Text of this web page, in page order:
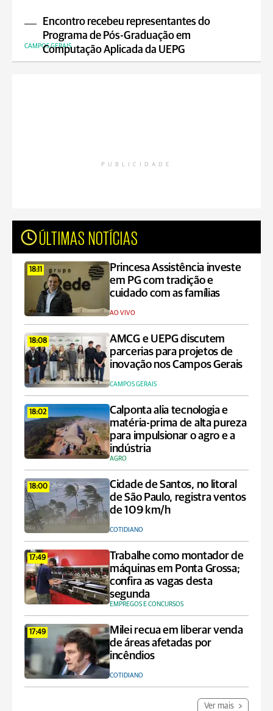
Encontro recebeu representantes do
Programa de Pós-Graduação em
Computação Aplicada da UEPG
CAMPOS GERAIS
PUBLICIDADE
ÚLTIMAS NOTÍCIAS
18:11
Princesa Assistência investe
em PG com tradição e
cuidado com as famílias
AO VIVO
18:08
AMCG e UEPG discutem
parcerias para projetos de
inovação nos Campos Gerais
CAMPOS GERAIS
18:02
Calponta alia tecnologia e
matéria-prima de alta pureza
para impulsionar o agro e a
indústria
AGRO
18:00
Cidade de Santos, no litoral
de São Paulo, registra ventos
de 109 km/h
COTIDIANO
17:49
Trabalhe como montador de
máquinas em Ponta Grossa;
confira as vagas desta
segunda
EMPREGOS E CONCURSOS
17:49
Milei recua em liberar venda
de áreas afetadas por
incêndios
COTIDIANO
Ver mais